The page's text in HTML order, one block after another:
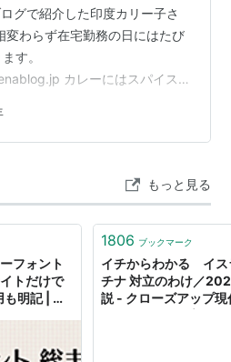
グで紹介した印度カリー子さ
変わらず在宅勤務の日にはたび
す。
カレーにはスパイスと
結婚するときに実家から持っ
ット」に入ってる すりおろし
どね、 繊維質が残って絡まる
節と第2関節の間をすりむく
もっと見る
フォント
トだけで
明記 | コ
1806 ブックマーク
イチからわかる イス
チナ 対立のわけ／
説 - クローズアップ